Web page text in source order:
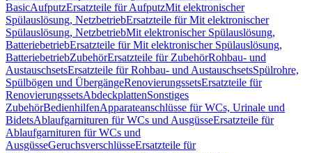
BasicAufputzErsatzteile für AufputzMit elektronischer
Spülauslösung, NetzbetriebErsatzteile für Mit elektronischer
Spülauslösung, NetzbetriebMit elektronischer Spülauslösung,
BatteriebetriebErsatzteile für Mit elektronischer Spülauslösung,
BatteriebetriebZubehörErsatzteile für ZubehörRohbau- und
AustauschsetsErsatzteile für Rohbau- und AustauschsetsSpülrohre,
Spülbögen und ÜbergängeRenovierungssetsErsatzteile für
RenovierungssetsAbdeckplattenSonstiges
ZubehörBedienhilfenApparateanschlüsse für WCs, Urinale und
BidetsAblaufgarnituren für WCs und AusgüsseErsatzteile für
Ablaufgarnituren für WCs und
AusgüsseGeruchsverschlüsseErsatzteile für